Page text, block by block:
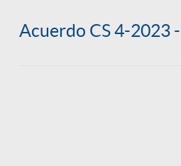
Acuerdo CS 4-2023